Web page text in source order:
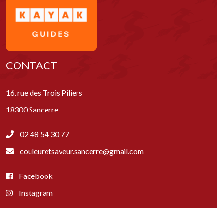
CONTACT
16, rue des Trois Piliers
18300 Sancerre
02 48 54 30 77
couleuretsaveur.sancerre@gmail.com
Facebook
Instagram